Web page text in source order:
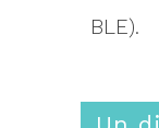
BLE).